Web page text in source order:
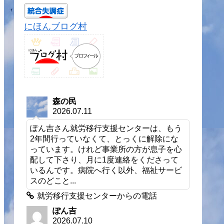
にほんブログ村
森の民
2026.07.11
ぽん吉さん就労移行支援センターは、もう
2年間行っていなくて、とっくに解除にな
っています。けれど事業所の方が息子を心
配して下さり、月に1度連絡をくださって
いるんです。病院へ行く以外、福祉サービ
スのどこと...
就労移行支援センターからの電話
ぽん吉
2026.07.10